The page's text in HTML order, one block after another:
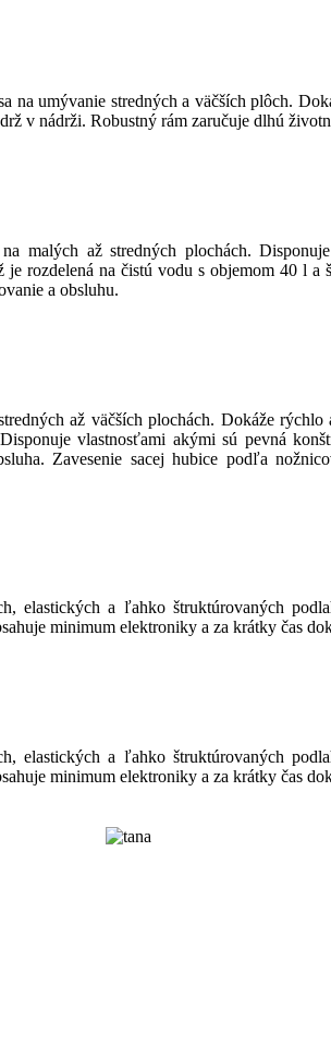
na umývanie stredných a väčších plôch.
v nádrži. Robustný rám zaručuje dlhú
malých až stredných plochách.
rozdelená na čistú vodu s objemom 40 l
a obsluhu.
až väčších plochách. Dokáže
vlastnosťami akými sú pevná
Zavesenie sacej hubice podľa
elastických a ľahko štruktúrovaných
minimum elektroniky a za krátky čas
elastických a ľahko štruktúrovaných
minimum elektroniky a za krátky čas